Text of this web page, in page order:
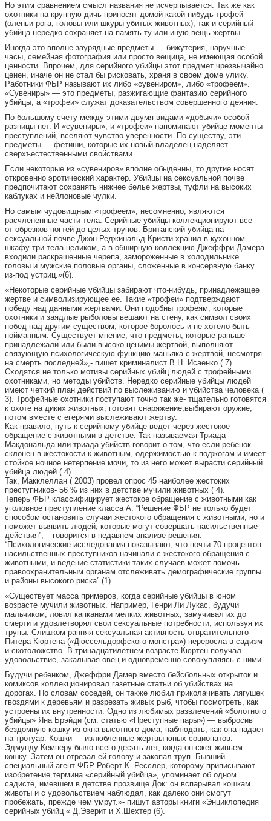
Но этим сравнением смысл названия не исчерпывается. Так же как
охотники на крупную дичь приносят домой какой-нибудь трофей
(оленьи рога, головы или шкуры убитых животных), так и серийный
убийца нередко сохраняет на память ту или иную вещь жертвы.
Иногда это вполне заурядные предметы — бижутерия, наручные
часы, семейная фотография или просто вещица, не имеющая особой
ценности. Впрочем, для серийного убийцы этот предмет чрезвычайно
ценен, иначе он не стал бы рисковать, храня в своем доме улику.
Работники ФБР называют их либо «сувениром», либо «трофеем».
«Сувениры» — это предметы, разжигающие фантазию серийного
убийцы, а «трофеи» служат доказательством совершенного деяния.
По большому счету между этими двумя видами «добычи» особой
разницы нет. И «сувениры», и «трофеи» напоминают убийце моменты
преступлений, вселяют чувство уверенности. По существу, эти
предметы — фетиши, которые их новый владелец наделяет
сверхъестественными свойствами.
Если некоторые из «сувениров» вполне обыденны, то другие носят
откровенно эротический характер. Убийцы на сексуальной почве
предпочитают сохранять нижнее белье жертвы, туфли на высоких
каблуках и нейлоновые чулки.
Но самым чудовищным «трофеем», несомненно, являются
расчлененные части тела. Серийные убийцы коллекционируют все —
от обрезков ногтей до целых трупов. Британский убийца на
сексуальной почве Джон Реджинальд Кристи хранил в кухонном
шкафу три тела целиком, а в обширную коллекцию Джеффри Дамера
входили раскрашенные черепа, замороженные в холодильнике
головы и мужские половые органы, сложенные в консервную банку
из-под устриц.»(6).
«Некоторые серийные убийцы забирают что-нибудь, принадлежащее
жертве и символизирующее ее. Такие «трофеи» подтверждают
победу над данными жертвами. Они подобны трофеям, которые
охотники и заядлые рыболовы вешают на стену, как символ своих
побед над другим существом, которое боролось и не хотело быть
пойманным. Существует мнение, что предметы, которые раньше
принадлежали или были высоко ценимы жертвой, выполняют
связующую психологическую функцию маньяка с жертвой, несмотря
на смерть последней»,- пишет криминалист В.Н. Исаенко ( 7).
Сходятся не только мотивы серийных убийц людей с трофейными
охотниками, но методы убийств. Нередко серийные убийцы людей
имеют четкий план действий по выслеживанию и убийства человека (
3). Трофейные охотники поступают точно так же- тщательно готовятся
к охоте на диких животных, готовят снаряжение,выбирают оружие,
потом вместе с егерями выслеживают жертву.
Как правило, путь к серийному убийце ведет через жестокое
обращение с животными в детстве. Так называемая Триада
Макдональда или триада убийств говорит о том, что если ребенок
склонен в жестокости к животным, одержимостью к поджогам и имеет
стойкое ночное нетерпение мочи, то из него может вырасти серийный
убийца людей ( 4).
Так, Макклеллан ( 2003) провел опрос 45 наиболее жестоких
преступников- 56 % из них в детстве мучили животных ( 4).
Теперь ФБР классифицирует жестокое обращение с животными как
уголовное преступление класса А. “Решение ФБР не только будет
способом остановить случаи жестокого обращения с животными, но и
поможет выявить людей, которые могут совершать насильственные
действия”, – говорится в недавнем анализе решения.
“Психологические исследования показывают, что почти 70 процентов
насильственных преступников начинали с жестокого обращения с
животными, и ведение статистики таких случаев может помочь
правоохранительным органам отслеживать демографические группы
и районы высокого риска”.(1).
«Существует масса примеров, когда серийные убийцы в юном
возрасте мучили животных. Например, Генри Ли Лукас, будучи
мальчиком, ловил капканами мелких животных, замучивал их до
смерти и удовлетворял свои сексуальные потребности, используя их
трупы. Слишком ранняя сексуальная активность отвратительного
Питера Кюртена («Дюссельдорфского монстра») переросла в садизм
и скотоложство. В тринадцатилетнем возрасте Кюртен получал
удовольствие, закалывая овец и одновременно совокупляясь с ними.
Будучи ребенком, Джеффри Дамер вместо бейсбольных открыток и
комиксов коллекционировал газетные статьи об убийствах на
дорогах. По словам соседей, он также любил приколачивать лягушек
гвоздями к деревьям и разрезать живых рыб, чтобы посмотреть, как
устроены их внутренности. Одно из любимых развлечений «болотного
убийцы» Яна Брэйди (см. статью «Преступные пары») — выбросив
бездомную кошку из окна высотного дома, наблюдать, как она падает
на тротуар. Кошки — излюбленные жертвы юных социопатов.
Эдмунду Кемперу было всего десять лет, когда он сжег живьем
кошку. Затем он отрезал ей голову и закопал труп. Бывший
специальный агент ФБР Роберт К. Ресслер, которому приписывают
изобретение термина «серийный убийца», упоминает об одном
садисте, имевшем в детстве прозвище Док: он вспарывал кошкам
животы и с удовольствием наблюдал, как далеко они смогут
пробежать, прежде чем умрут.»- пишут авторы книги «Энциклопедия
серийных убийц « Д.Эверит и Х.Шехтер (6).